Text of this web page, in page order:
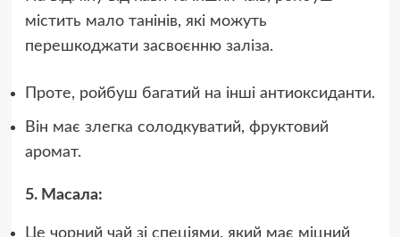
містить мало танінів, які можуть
перешкоджати засвоєнню заліза.
Проте, ройбуш багатий на інші антиоксиданти.
Він має злегка солодкуватий, фруктовий
аромат.
5. Масала:
Це чорний чай зі спеціями, який має міцний